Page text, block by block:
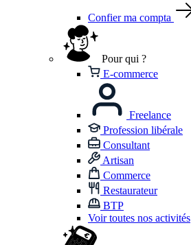
Confier ma compta
Pour qui ?
E-commerce
Freelance
Profession libérale
Consultant
Artisan
Commerce
Restaurateur
BTP
Voir toutes nos activités